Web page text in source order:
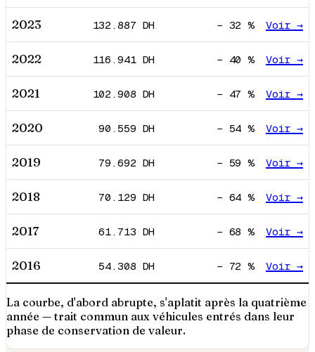
2023 132.887 DH − 32 % Voir →
2022 116.941DH − 40 % Voir →
2021 102.908 DH − 47 % Voir →
2020 90.559 DH − 54 % Voir →
2019 79.692 DH − 59 % Voir →
2018 70.129 DH − 64 % Voir →
2017 61.713 DH − 68 % Voir →
2016 54.308 DH − 72 % Voir →
La courbe, d'abord abrupte, s'aplatit après la quatrième
année — trait commun aux véhicules entrés dans leur
phase de conservation de valeur.